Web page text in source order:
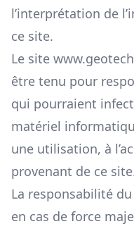
l’interprétation de
ce site.
Le site
être tenu pour
qui pourraient
matériel
une utilisation, à
provenant de ce
La responsabilité
en cas de force